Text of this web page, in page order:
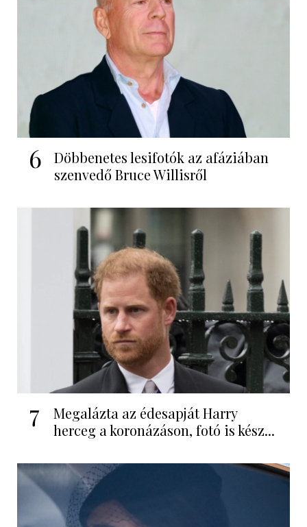
6
Döbbenetes lesifotók az afáziában
szenvedő Bruce Willisről
7
Megalázta az édesapját Harry
herceg a koronázáson, fotó is kész...